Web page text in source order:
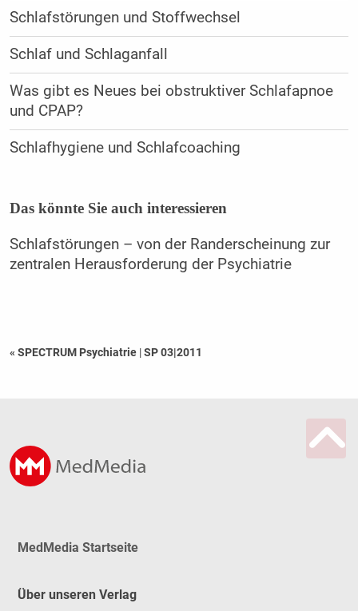
Schlafstörungen und Stoffwechsel
Schlaf und Schlaganfall
Was gibt es Neues bei obstruktiver Schlafapnoe
und CPAP?
Schlafhygiene und Schlafcoaching
Das könnte Sie auch interessieren
Schlafstörungen – von der Randerscheinung zur
zentralen Herausforderung der Psychiatrie
« SPECTRUM Psychiatrie |SP 03|2011
MedMedia Startseite
Über unseren Verlag